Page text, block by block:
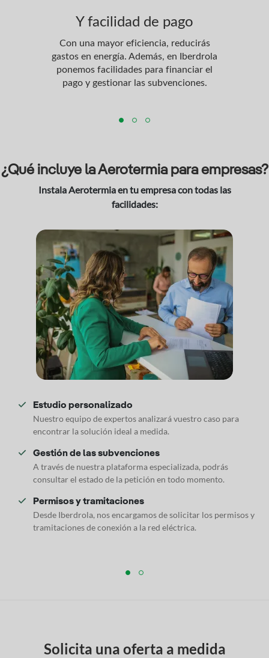
Y facilidad de pago
Con una mayor eficiencia, reducirás
gastos en energía. Además, en Iberdrola
ponemos facilidades para financiar el
pago y gestionar las subvenciones.
¿Qué incluye la Aerotermia para empresas?
Instala Aerotermia en tu empresa con todas las
facilidades:
Estudio personalizado
Nuestro equipo de expertos analizará vuestro caso para
encontrar la solución ideal a medida.
Gestión de las subvenciones
A través de nuestra plataforma especializada, podrás
consultar el estado de la petición en todo momento.
Permisos y tramitaciones
Desde Iberdrola, nos encargamos de solicitar los permisos y
tramitaciones de conexión a la red eléctrica.
Solicita una oferta a medida